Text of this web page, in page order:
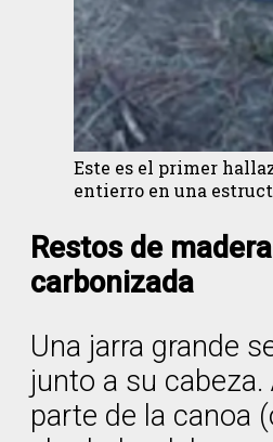
Este es el primer
entierro en una
Restos de
carbonizada
Una jarra grande
junto a su cabeza.
parte de la canoa